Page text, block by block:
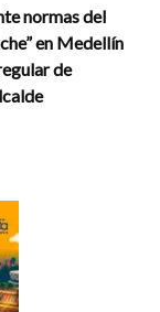
normas del
en Medellín
de